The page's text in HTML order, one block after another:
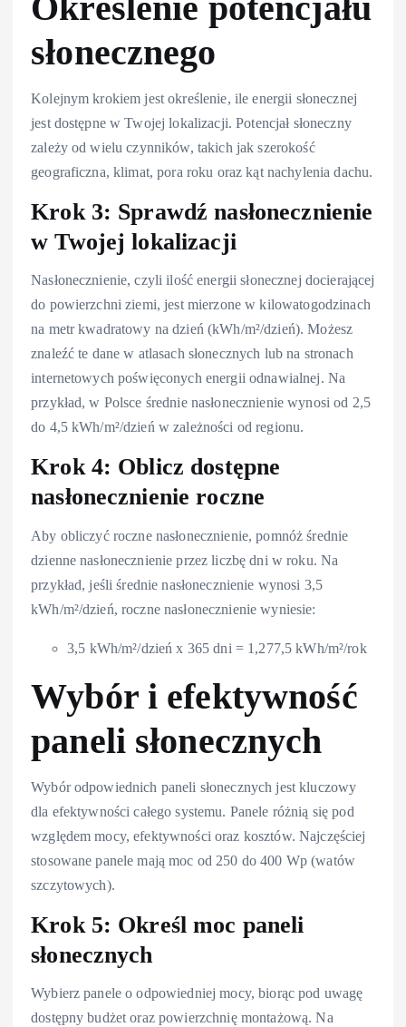
słonecznego
Kolejnym krokiem jest określenie, ile energii słonecznej
jest dostępne w Twojej lokalizacji. Potencjał słoneczny
zależy od wielu czynników, takich jak szerokość
geograficzna, klimat, pora roku oraz kąt nachylenia dachu.
Krok 3: Sprawdź nasłonecznienie
w Twojej lokalizacji
Nasłonecznienie, czyli ilość energii słonecznej docierającej
do powierzchni ziemi, jest mierzone w kilowatogodzinach
na metr kwadratowy na dzień (kWh/m²/dzień). Możesz
znaleźć te dane w atlasach słonecznych lub na stronach
internetowych poświęconych energii odnawialnej. Na
przykład, w Polsce średnie nasłonecznienie wynosi od 2,5
do 4,5 kWh/m²/dzień w zależności od regionu.
Krok 4: Oblicz dostępne
nasłonecznienie roczne
Aby obliczyć roczne nasłonecznienie, pomnóż średnie
dzienne nasłonecznienie przez liczbę dni w roku. Na
przykład, jeśli średnie nasłonecznienie wynosi 3,5
kWh/m²/dzień, roczne nasłonecznienie wyniesie:
3,5 kWh/m²/dzień x 365 dni = 1,277,5 kWh/m²/rok
Wybór i efektywność
paneli słonecznych
Wybór odpowiednich paneli słonecznych jest kluczowy
dla efektywności całego systemu. Panele różnią się pod
względem mocy, efektywności oraz kosztów. Najczęściej
stosowane panele mają moc od 250 do 400 Wp (watów
szczytowych).
Krok 5: Określ moc paneli
słonecznych
Wybierz panele o odpowiedniej mocy, biorąc pod uwagę
dostępny budżet oraz powierzchnię montażową. Na